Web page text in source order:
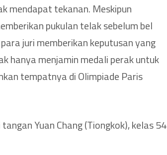
mendapat tekanan. Meskipun
pukulan telak sebelum bel
juri memberikan keputusan yang
hanya menjamin medali perak untuk
tempatnya di Olimpiade Paris
Yuan Chang (Tiongkok), kelas 54